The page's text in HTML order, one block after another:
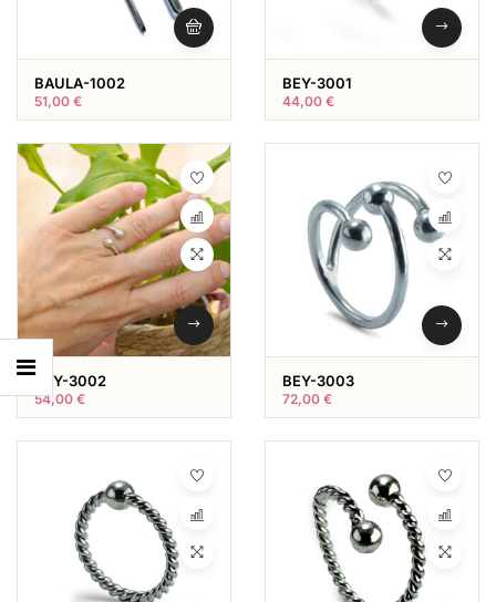
BAULA-1002
51,00 €
BEY-3001
44,00 €
BEY-3002
54,00 €
BEY-3003
72,00 €